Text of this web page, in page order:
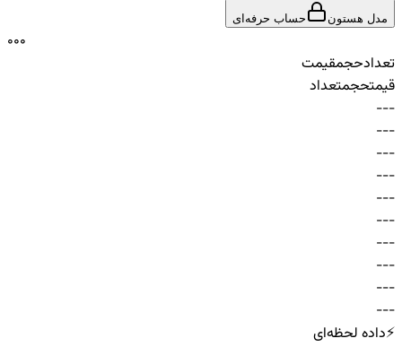
مدل هستون حساب حرفه‌ای
000
تعدادحجمقیمت
قیمتحجمتعداد
-
-
-
-
-
-
-
-
-
-
-
-
-
-
-
-
-
-
-
-
-
-
-
-
-
-
-
-
-
-
⚡داده لحظه‌ای